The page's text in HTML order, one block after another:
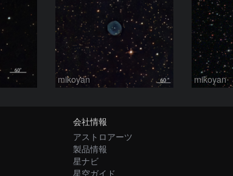
mikoyan mikoyan
会社情報
アストロアーツ
製品情報
星ナビ
星空ガイド